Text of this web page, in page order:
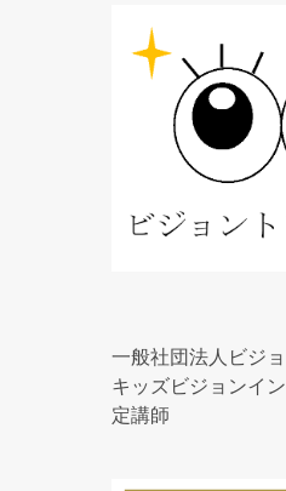
一般社団法人ビジ
キッズビジョンイ
定講師